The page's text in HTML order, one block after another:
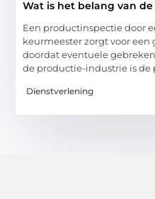
Wat is het belang van
Een productinspectie door
keurmeester zorgt voor
doordat eventuele
de productie-industrie is de
Dienstverlening